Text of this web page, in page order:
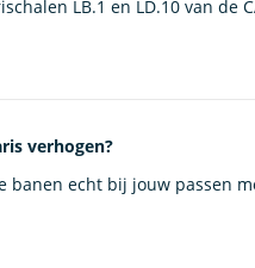
LB.1 en LD.10 van de
verhogen?
banen echt bij jouw passen